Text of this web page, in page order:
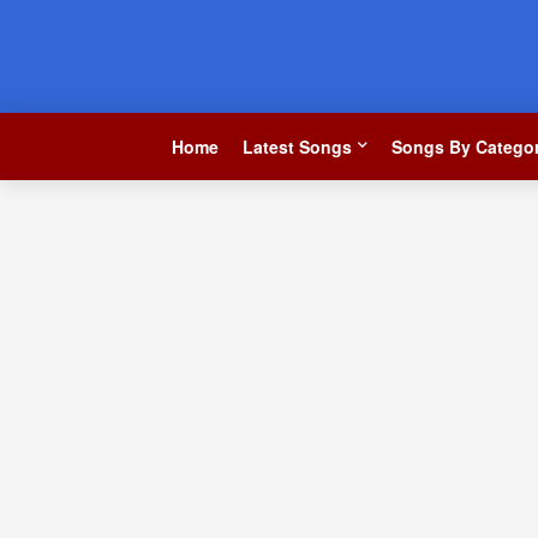
Home Latest Songs Songs By